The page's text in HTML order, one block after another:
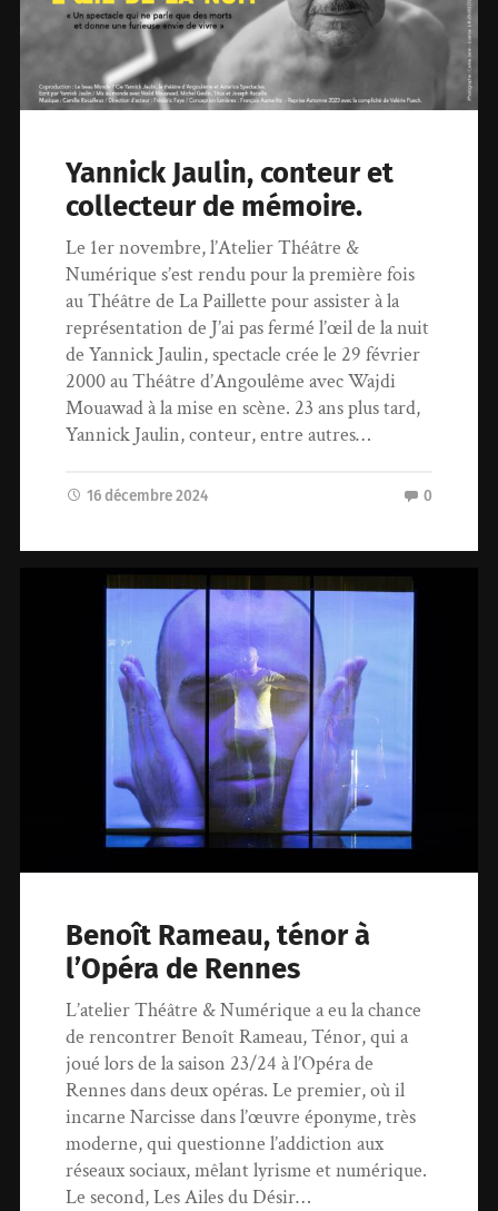
Yannick Jaulin, conteur et
collecteur de mémoire.
Le 1er novembre, l’Atelier Théâtre &
Numérique s’est rendu pour la première fois
au Théâtre de La Paillette pour assister à la
représentation de J’ai pas fermé l’œil de la nuit
de Yannick Jaulin, spectacle crée le 29 février
2000 au Théâtre d’Angoulême avec Wajdi
Mouawad à la mise en scène. 23 ans plus tard,
Yannick Jaulin, conteur, entre autres…
16 décembre 2024 0
Benoît Rameau, ténor à
l’Opéra de Rennes
L’atelier Théâtre & Numérique a eu la chance
de rencontrer Benoît Rameau, Ténor, qui a
joué lors de la saison 23/24 à l’Opéra de
Rennes dans deux opéras. Le premier, où il
incarne Narcisse dans l’œuvre éponyme, très
moderne, qui questionne l’addiction aux
réseaux sociaux, mêlant lyrisme et numérique.
Le second, Les Ailes du Désir…